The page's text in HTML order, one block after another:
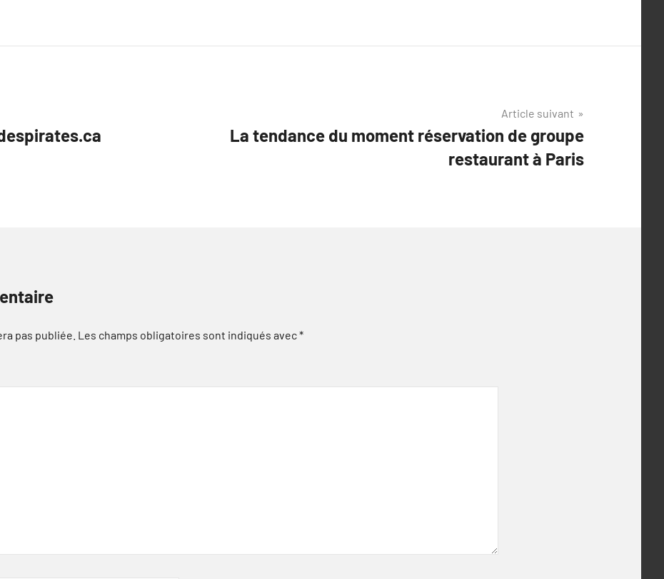
Article suivant
La tendance du moment réservation de groupe
restaurant à Paris
pas publiée. Les champs obligatoires sont indiqués avec*